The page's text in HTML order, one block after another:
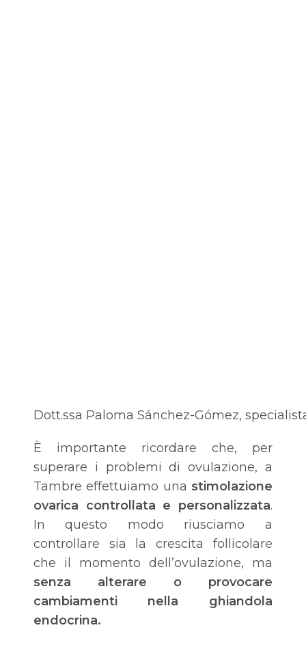
Dott.ssa Paloma Sánchez-Gómez,
È importante ricordare che, per
superare i problemi di ovulazione, a
Tambre effettuiamo una stimolazione
ovarica controllata e personalizzata.
In questo modo riusciamo a
controllare sia la crescita follicolare
che il momento dell’ovulazione, ma
senza alterare o provocare
cambiamenti nella ghiandola
endocrina.